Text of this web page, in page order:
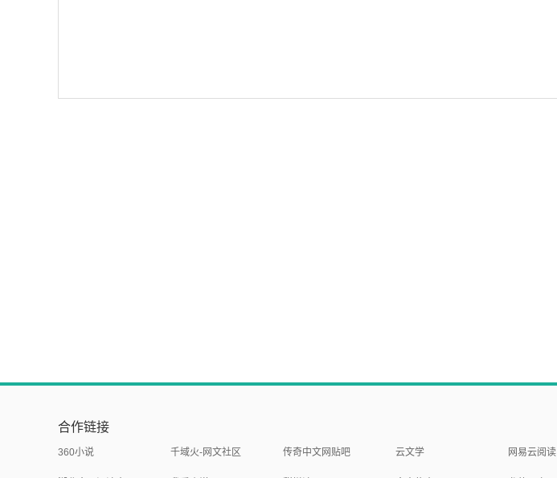
合作链接
360小说 千域火-网文社区 传奇中文网贴吧 云文学 网易云阅读